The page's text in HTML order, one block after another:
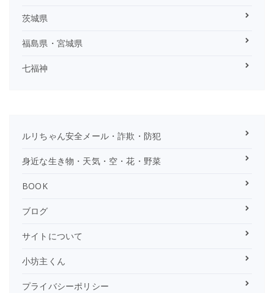
茨城県
福島県・宮城県
七福神
ルリちゃん安全メール・詐欺・防犯
身近な生き物・天気・空・花・野菜
BOOK
ブログ
サイトについて
小坊主くん
プライバシーポリシー